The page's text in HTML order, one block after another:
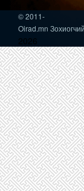
© 2011-
Oirad.mn
2026